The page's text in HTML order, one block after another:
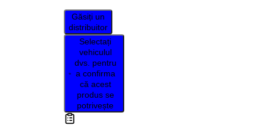
Găsiți un
distribuitor
Selectați
vehiculul
dvs. pentru
a confirma
că acest
produs se
potrivește